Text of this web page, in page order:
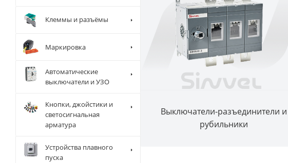
Выключатели-разъединители и
рубильники
Клеммы и разъёмы
Маркировка
Автоматические
выключатели и УЗО
Кнопки, джойстики и
светосигнальная
арматура
Устройства плавного
пуска